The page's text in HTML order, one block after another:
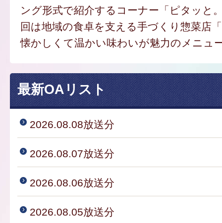
ング形式で紹介するコーナー「ピタッと
回は地域の食卓を支える手づくり惣菜店
懐かしくて温かい味わいが魅力のメニュ
最新OAリスト
2026.08.08放送分
2026.08.07放送分
2026.08.06放送分
2026.08.05放送分